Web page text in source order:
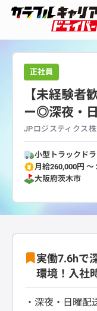
正社員
【未経験者
ー◎深夜・
JPロジスティクス
小型トラックド
月給260,000円 〜
大阪府茨木市
実働7.6hで
環境！入社
・深夜・日曜配